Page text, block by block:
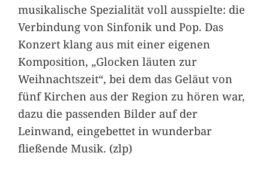
musikalische Spezialität voll ausspielte: die
Verbindung von Sinfonik und Pop. Das
Konzert klang aus mit einer eigenen
Komposition, „Glocken läuten zur
Weihnachtszeit“, bei dem das Geläut von
fünf Kirchen aus der Region zu hören war,
dazu die passenden Bilder auf der
Leinwand, eingebettet in wunderbar
fließende Musik. (zlp)